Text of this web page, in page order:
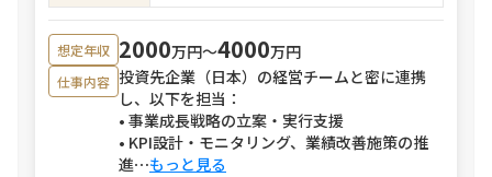
想定年収 2000万円〜4000万円
仕事内容 投資先企業（日本）の経営チームと密に連携
し、以下を担当：
• 事業成長戦略の立案・実行支援
• KPI設計・モニタリング、業績改善施策の推
進⋯もっと見る